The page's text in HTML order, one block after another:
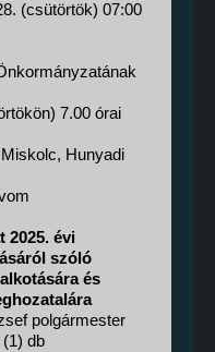
(csütörtök) 07:00
7.00 órai
Hunyadi
2025. évi
szóló
és
polgármester
db